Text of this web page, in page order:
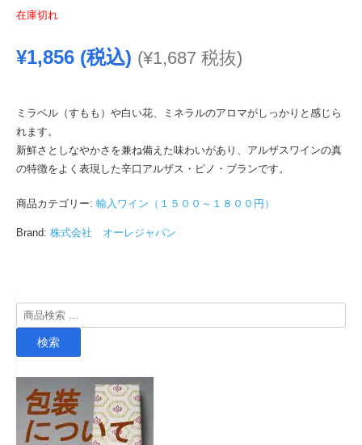
在庫切れ
¥1,856 (税込) (¥1,687 税抜)
ミラベル（すもも）や白い花、ミネラルのアロマがしっかりと感じら
れます。
新鮮さとしなやかさを兼ね備えた味わいがあり、アルザスワインの真
の特徴をよく表現した辛口アルザス・ピノ・ブランです。
商品カテゴリー: 輸入ワイン（１５００～１８００円）
Brand: 株式会社 オーレジャパン
検
索
検索